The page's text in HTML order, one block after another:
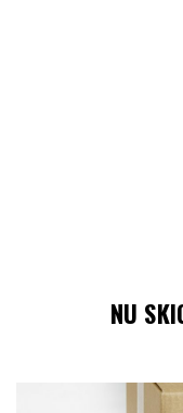
NU